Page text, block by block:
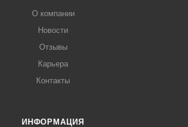
О компании
Новости
Отзывы
Карьера
Контакты
ИНФОРМАЦИЯ